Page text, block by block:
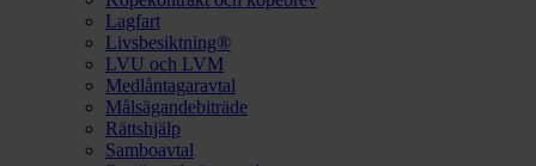
Lagfart
Livsbesiktning®
LVU och LVM
Medlåntagaravtal
Målsägandebiträde
Rättshjälp
Samboavtal